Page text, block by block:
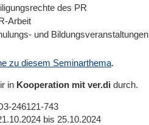
des PR
Arbeit
und Bildungsveranstaltungen
zu diesem Seminarthema.
in Kooperation mit ver.di durch.
246121-743
bis 25.10.2024